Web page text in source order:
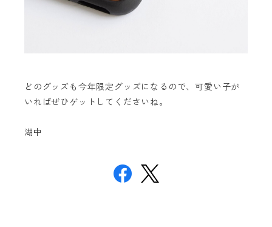
どのグッズも今年限定グッズになるので、可愛い子が
いればぜひゲットしてくださいね。
湖中